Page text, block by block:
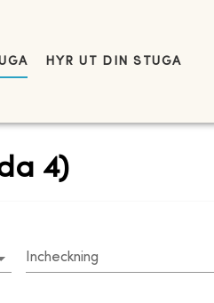
HYR UT DIN STUGA
4)
Incheckning